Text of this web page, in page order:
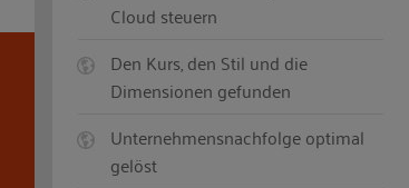
Cloud steuern
Den Kurs, den Stil und die
Dimensionen gefunden
Unternehmensnachfolge optimal
gelöst